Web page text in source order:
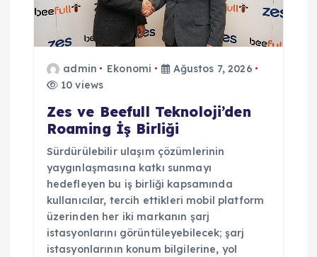
admin Ekonomi
Ağustos 7, 2026
10 views
Zes ve Beefull Teknoloji’den
Roaming İş Birliği
Sürdürülebilir ulaşım çözümlerinin
yaygınlaşmasına katkı sunmayı
hedefleyen bu iş birliği kapsamında
kullanıcılar, tercih ettikleri mobil platform
üzerinden her iki markanın şarj
istasyonlarını görüntüleyebilecek; şarj
istasyonlarının konum bilgilerine, yol